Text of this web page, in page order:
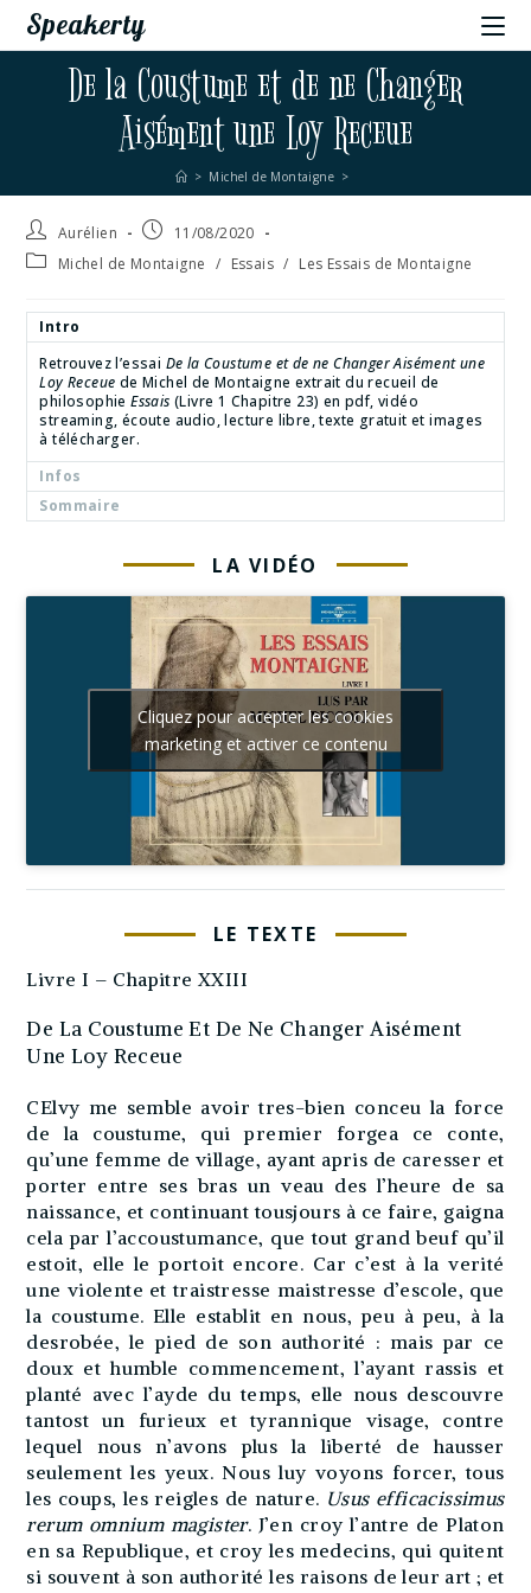
Speakerty
De la Coustume et de ne Changer
Aisément une Loy Receue
> Michel de Montaigne >
Aurélien
11/08/2020
Michel de Montaigne / Essais / Les Essais de Montaigne
Intro
Retrouvez l’essai De la Coustume et de ne Changer Aisément une
Loy Receue de Michel de Montaigne extrait du recueil de
philosophieEssais (Livre 1 Chapitre 23) en pdf, vidéo
streaming, écoute audio, lecture libre, texte gratuit et images
à télécharger.
Infos
Sommaire
LA VIDÉO
Cliquez pour accepter les cookies
marketing et activer ce contenu
LE TEXTE
Livre I – Chapitre XXIII
De La Coustume Et De Ne Changer Aisément
Une Loy Receue
CElvy me semble avoir tres-bien conceu la force
de la coustume, qui premier forgea ce conte,
qu’une femme de village, ayant apris de caresser et
porter entre ses bras un veau des l’heure de sa
naissance, et continuant tousjours à ce faire, gaigna
cela par l’accoustumance, que tout grand beuf qu’il
estoit, elle le portoit encore. Car c’est à la verité
une violente et traistresse maistresse d’escole, que
la coustume. Elle establit en nous, peu à peu, à la
desrobée, le pied de son authorité : mais par ce
doux et humble commencement, l’ayant rassis et
planté avec l’ayde du temps, elle nous descouvre
tantost un furieux et tyrannique visage, contre
lequel nous n’avons plus la liberté de hausser
seulement les yeux. Nous luy voyons forcer, tous
les coups, les reigles de nature. Usus efficacissimus
rerum omnium magister. J’en croy l’antre de Platon
en sa Republique, et croy les medecins, qui quitent
si souvent à son authorité les raisons de leur art ; et